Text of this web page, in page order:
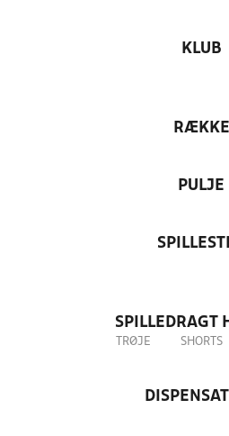
KLUB
RÆKKE
PULJE
SPILLEDRAGT
TRØJE SHORTS